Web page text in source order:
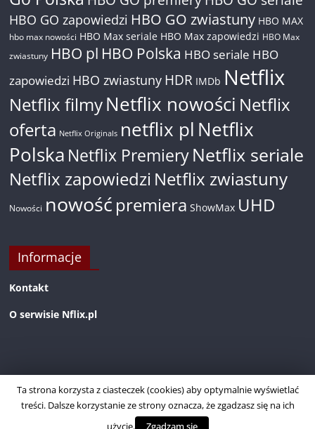
HBO GO zapowiedzi HBO GO zwiastuny HBO MAX
hbo max nowości HBO Max seriale HBO Max zapowiedzi HBO Max
zwiastuny HBO pl HBO Polska HBO seriale HBO
zapowiedzi HBO zwiastuny HDR IMDb Netflix
Netflix filmyNetflix nowości Netflix
oferta Netflix Originals netflix pl Netflix
Polska Netflix PremieryNetflix seriale
Netflix zapowiedzi Netflix zwiastuny
Nowości nowość premiera ShowMax UHD
Informacje
Kontakt
O serwisie Nflix.pl
Ta strona korzysta z ciasteczek (cookies) aby optymalnie wyświetlać
treści. Dalsze korzystanie ze strony oznacza, że zgadzasz się na ich
użycie.
Zgadzam się